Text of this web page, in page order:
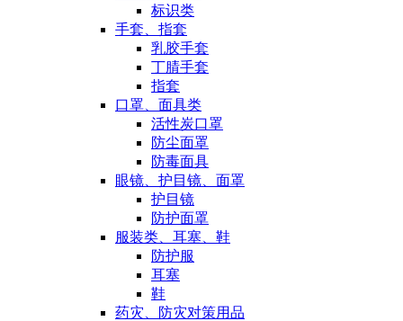
标识类
手套、指套
乳胶手套
丁腈手套
指套
口罩、面具类
活性炭口罩
防尘面罩
防毒面具
眼镜、护目镜、面罩
护目镜
防护面罩
服装类、耳塞、鞋
防护服
耳塞
鞋
药灾、防灾对策用品